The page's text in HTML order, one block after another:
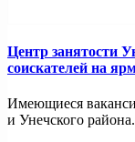
Центр занятости
соискателей на
Имеющиеся
и Унечского